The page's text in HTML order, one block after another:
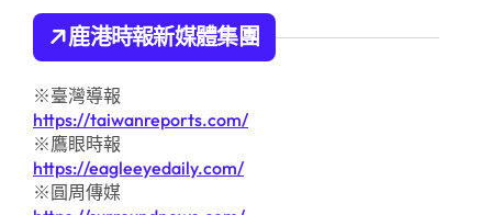
鹿港時報新媒體集團
※臺灣導報
https://taiwanreports.com/
※鷹眼時報
https://eagleeyedaily.com/
※圓周傳媒